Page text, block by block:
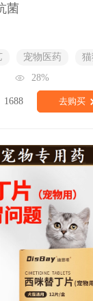
菌
宠物医药
猫
28%
1688 去购买